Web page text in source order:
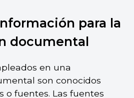
para la
documental
en una
son conocidos
o fuentes. Las fuentes